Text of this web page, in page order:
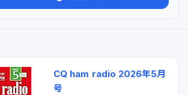
CQ ham radio 2026年5月
号